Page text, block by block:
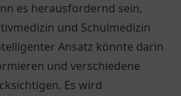
es herausfordernd sein,
und Schulmedizin
Ansatz könnte darin
und verschiedene
Es wird